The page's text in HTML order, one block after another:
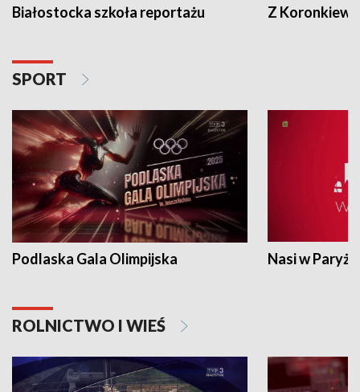
Białostocka szkoła reportażu Z
SPORT
Podlaska Gala Olimpijska Nasi w Paryżu
ROLNICTWO I WIEŚ